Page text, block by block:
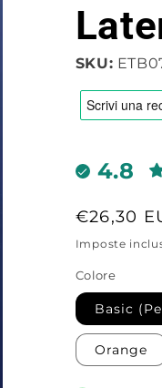
SKU:
4.8
Prezzo
di
listino
€26,30
Imposte
Colore
Basic
Orange